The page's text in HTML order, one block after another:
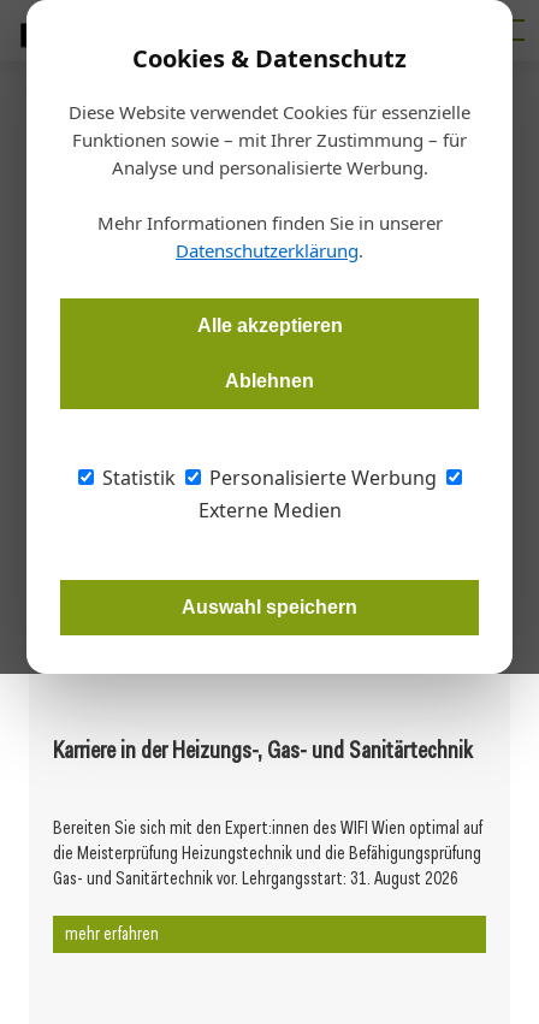
Cookies & Datenschutz
Diese Website verwendet Cookies für essenzielle
Funktionen sowie – mit Ihrer Zustimmung – für
Analyse und personalisierte Werbung.
Mehr Informationen finden Sie in unserer
Datenschutzerklärung.
Alle akzeptieren
Ablehnen
Statistik
Personalisierte Werbung
Externe Medien
Auswahl speichern
Startseite/Interessensvertretungen
Neue Seminare für Biowärme-
Installateure
Die ersten Seminar-Termine im Jahr 2021 für angehende und
bestehende Biowärme-Installateure stehen fest. Bei uns
Zertifizierungsseminare 2021
Karriere in der Heizungs-, Gas- und Sanitärtechnik
Bereiten Sie sich mit den Expert:innen des WIFI Wien optimal auf
die Meisterprüfung Heizungstechnik und die Befähigungsprüfung
Gas- und Sanitärtechnik vor. Lehrgangsstart: 31. August 2026
mehr erfahren